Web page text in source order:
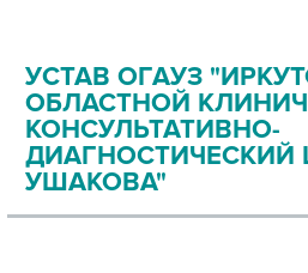
УСТАВ ОГАУЗ
ОБЛАСТНОЙ
КОНСУЛЬТАТИВНО-
ДИАГНОСТИЧЕСКИЙ
УШАКОВА"